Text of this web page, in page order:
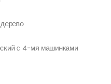
с 4-мя машинками